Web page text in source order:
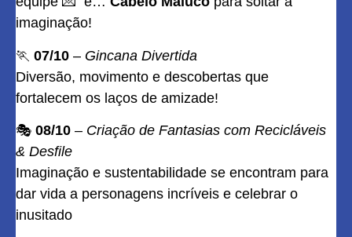
imaginação!
🏃 07/10 – Gincana Divertida
Diversão, movimento e descobertas que
fortalecem os laços de amizade!
🎭 08/10 – Criação de Fantasias com Recicláveis
& Desfile
Imaginação e sustentabilidade se encontram para
dar vida a personagens incríveis e celebrar o
inusitado